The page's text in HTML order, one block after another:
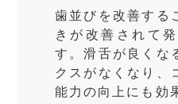
歯並びを改善する
きが改善されて
す。滑舌が良くな
クスがなくなり、
能力の向上にも効